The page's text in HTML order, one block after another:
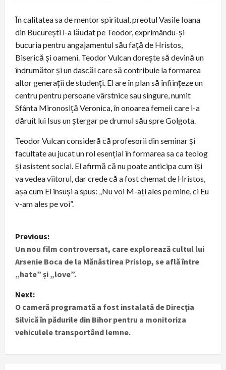
În calitatea sa de mentor spiritual, preotul Vasile Ioana
din București l-a lăudat pe Teodor, exprimându-și
bucuria pentru angajamentul său față de Hristos,
Biserică și oameni. Teodor Vulcan dorește să devină un
îndrumător și un dascăl care să contribuie la formarea
altor generații de studenți. El are în plan să înființeze un
centru pentru persoane vârstnice sau singure, numit
Sfânta Mironosiță Veronica, în onoarea femeii care i-a
dăruit lui Isus un ștergar pe drumul său spre Golgota.
Teodor Vulcan consideră că profesorii din seminar și
facultate au jucat un rol esențial în formarea sa ca teolog
și asistent social. El afirmă că nu poate anticipa cum își
va vedea viitorul, dar crede că a fost chemat de Hristos,
așa cum El însuși a spus: „Nu voi M-ați ales pe mine, ci Eu
v-am ales pe voi”.
P
o
s
t
n
a
v
Previous:
Un nou film controversat, care explorează cultul lui
Arsenie Boca de la Mănăstirea Prislop, se află între
„hate” și „love”.
Next:
O cameră programată a fost instalată de Direcţia
Silvică în pădurile din Bihor pentru a monitoriza
vehiculele transportând lemne.